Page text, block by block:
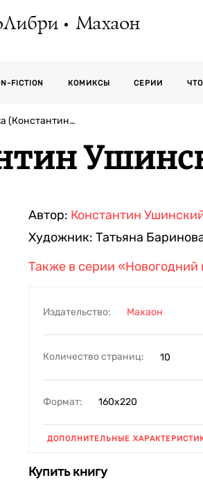
Махаон
FICTION КОМИКСЫ СЕРИИ
(Константин…
Автор: Константин
Художник: Татьяна
Также в серии «Новогодний
Издательство: Махаон
Количество страниц: 10
Формат: 160х220
ДОПОЛНИТЕЛЬНЫЕ
Купить книгу